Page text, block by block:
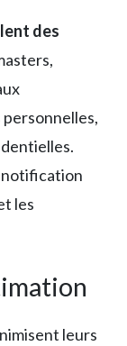
des
notification
les
leurs